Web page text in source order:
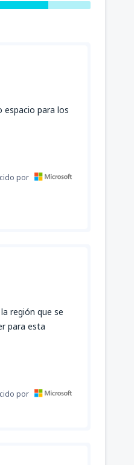
espacio para los
por
región que se
para esta
por